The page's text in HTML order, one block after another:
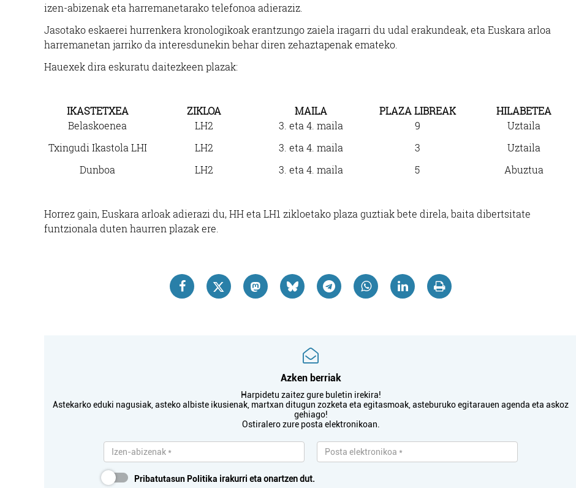
izen-abizenak eta harremanetarako telefonoa adieraziz.
Jasotako eskaerei hurrenkera kronologikoak erantzungo zaiela iragarri du udal erakundeak, eta Euskara arloa
harremanetan jarriko da interesdunekin behar diren zehaztapenak emateko.
Hauexek dira eskuratu daitezkeen plazak:
IKASTETXEA ZIKLOA MAILA PLAZA LIBREAK
HILABETEA
Belaskoenea
LH2 3. eta 4. maila 9
Uztaila
Txingudi Ikastola LHI
LH2 3. eta 4. maila 3
Uztaila
Dunboa
LH2 3. eta 4. maila 5 Abuztua
Horrez gain, Euskara arloak adierazi du, HH eta LH1 zikloetako plaza guztiak bete direla, baita dibertsitate
funtzionala duten haurren plazak ere.
Azken berriak
Harpidetu zaitez gure buletin irekira!
Astekarko eduki nagusiak, asteko albiste ikusienak, martxan ditugun zozketa eta egitasmoak, asteburuko egitarauen agenda eta askoz
gehiago!
Ostiralero zure posta elektronikoan.
Pribatutasun Politika irakurri eta onartzen dut.